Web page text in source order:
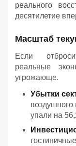
реального
десятилетие
Масштаб
Если
реальные
угрожающе.
Убытки
воздушного
упали на